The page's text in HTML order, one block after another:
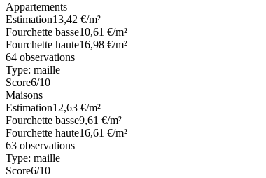
Appartements
Estimation13,42 €/m²
Fourchette basse10,61 €/m²
Fourchette haute16,98 €/m²
64 observations
Type: maille
Score6/10
Maisons
Estimation12,63 €/m²
Fourchette basse9,61 €/m²
Fourchette haute16,61 €/m²
63 observations
Type: maille
Score6/10